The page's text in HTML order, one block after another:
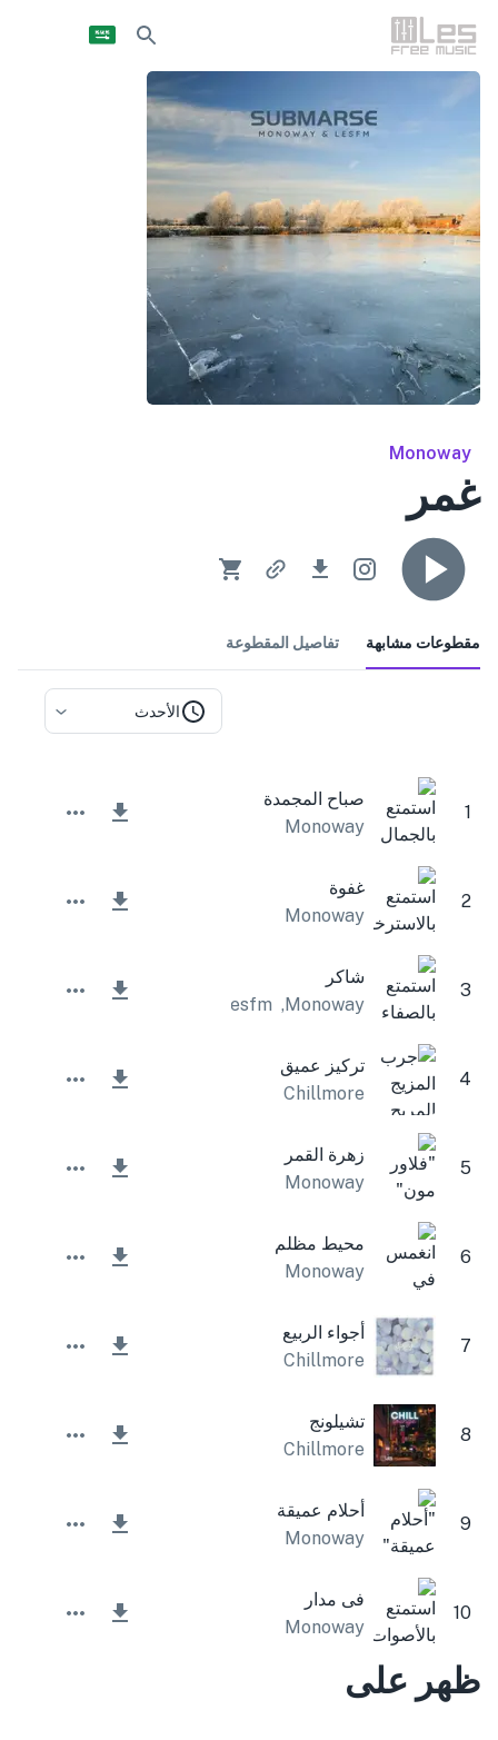
Monoway
غمر
مقطوعات مشابهة تفاصيل المقطوعة
الأحدث
1
صباح المجمدة
Monoway
2
غفوة
Monoway
3
شاكر
Monoway
,
Lesfm
4
تركيز عميق
Chillmore
5
زهرة القمر
Monoway
6
محيط مظلم
Monoway
7
أجواء الربيع
Chillmore
8
تشيلونج
Chillmore
9
أحلام عميقة
Monoway
10
فى مدار
Monoway
ظهر على